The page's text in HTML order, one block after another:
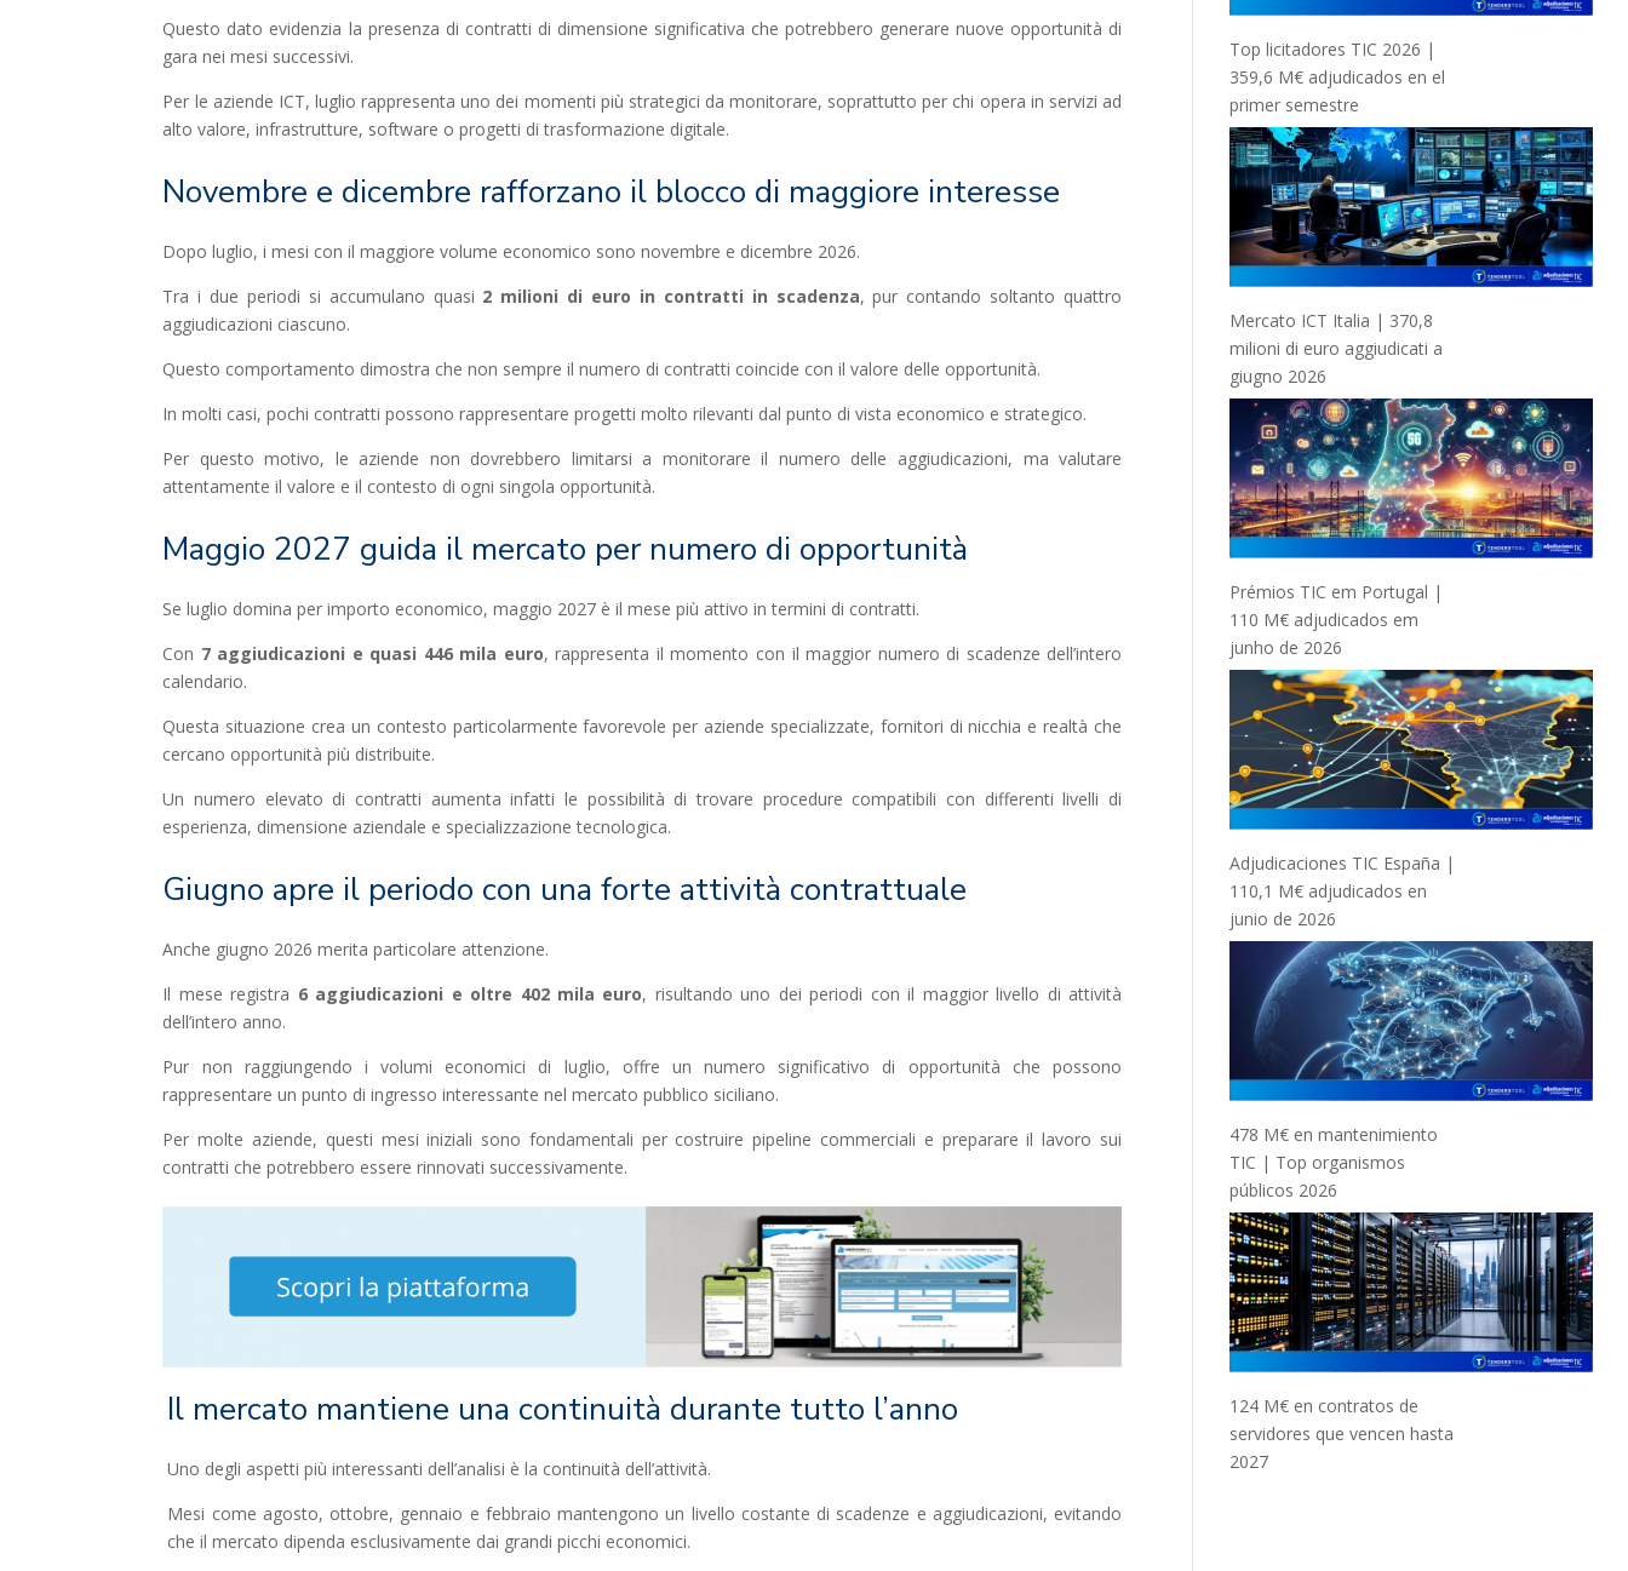
Questo dato evidenzia la presenza di contratti di dimensione significativa che potrebbero generare nuove opportunità di
gara nei mesi successivi.
Per le aziende ICT, luglio rappresenta uno dei momenti più strategici da monitorare, soprattutto per chi opera in servizi ad
alto valore, infrastrutture, software o progetti di trasformazione digitale.
Novembre e dicembre rafforzano il blocco di maggiore interesse
Dopo luglio, i mesi con il maggiore volume economico sono novembre e dicembre 2026.
Tra i due periodi si accumulano quasi 2 milioni di euro in contratti in scadenza, pur contando soltanto quattro
aggiudicazioni ciascuno.
Questo comportamento dimostra che non sempre il numero di contratti coincide con il valore delle opportunità.
In molti casi, pochi contratti possono rappresentare progetti molto rilevanti dal punto di vista economico e strategico.
Per questo motivo, le aziende non dovrebbero limitarsi a monitorare il numero delle aggiudicazioni, ma valutare
attentamente il valore e il contesto di ogni singola opportunità.
Maggio 2027 guida il mercato per numero di opportunità
Se luglio domina per importo economico, maggio 2027 è il mese più attivo in termini di contratti.
Con 7 aggiudicazioni e quasi 446 mila euro, rappresenta il momento con il maggior numero di scadenze dell’intero
calendario.
Questa situazione crea un contesto particolarmente favorevole per aziende specializzate, fornitori di nicchia e realtà che
cercano opportunità più distribuite.
Un numero elevato di contratti aumenta infatti le possibilità di trovare procedure compatibili con differenti livelli di
esperienza, dimensione aziendale e specializzazione tecnologica.
Giugno apre il periodo con una forte attività contrattuale
Anche giugno 2026 merita particolare attenzione.
Il mese registra 6 aggiudicazioni e oltre 402 mila euro, risultando uno dei periodi con il maggior livello di attività
dell’intero anno.
Pur non raggiungendo i volumi economici di luglio, offre un numero significativo di opportunità che possono
rappresentare un punto di ingresso interessante nel mercato pubblico siciliano.
Per molte aziende, questi mesi iniziali sono fondamentali per costruire pipeline commerciali e preparare il lavoro sui
contratti che potrebbero essere rinnovati successivamente.
Il mercato mantiene una continuità durante tutto l’anno
Uno degli aspetti più interessanti dell’analisi è la continuità dell’attività.
Mesi come agosto, ottobre, gennaio e febbraio mantengono un livello costante di scadenze e aggiudicazioni, evitando
che il mercato dipenda esclusivamente dai grandi picchi economici.
Top licitadores TIC 2026 |
359,6 M€ adjudicados en el
primer semestre
Mercato ICT Italia | 370,8
milioni di euro aggiudicati a
giugno 2026
Prémios TIC em Portugal |
110 M€ adjudicados em
junho de 2026
Adjudicaciones TIC España |
110,1 M€ adjudicados en
junio de 2026
478 M€ en mantenimiento
TIC | Top organismos
públicos 2026
124 M€ en contratos de
servidores que vencen hasta
2027